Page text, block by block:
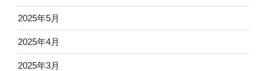
2025年5月
2025年4月
2025年3月